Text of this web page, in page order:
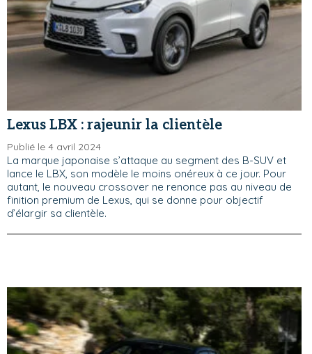
Lexus LBX : rajeunir la clientèle
Publié le 4 avril 2024
La marque japonaise s’attaque au segment des B-SUV et
lance le LBX, son modèle le moins onéreux à ce jour. Pour
autant, le nouveau crossover ne renonce pas au niveau de
finition premium de Lexus, qui se donne pour objectif
d’élargir sa clientèle.